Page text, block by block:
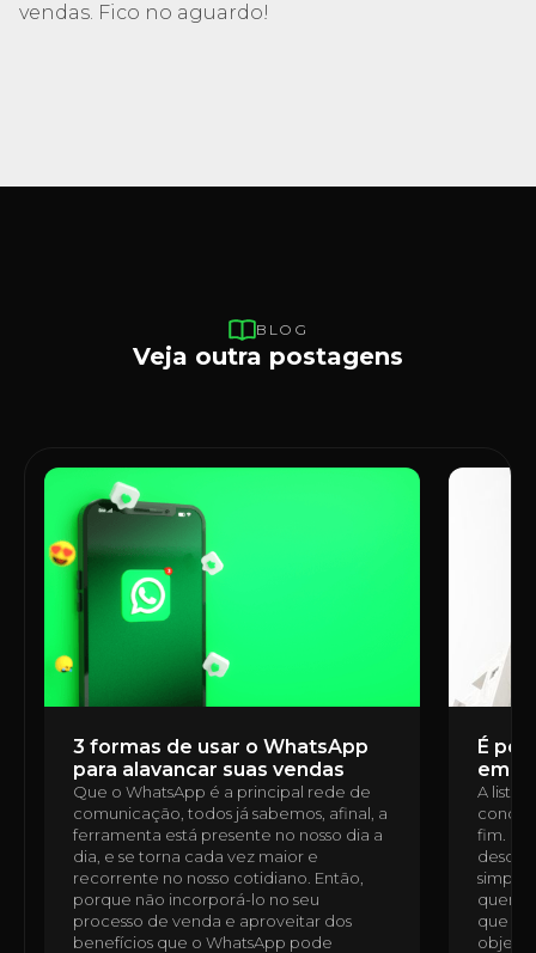
vendas. Fico no aguardo!
BLOG
Veja outra postagens
3 formas de usar o WhatsApp
para alavancar suas vendas
Que o WhatsApp é a principal rede de
comunicação, todos já sabemos, afinal, a
ferramenta está presente no nosso dia a
dia, e se torna cada vez maior e
recorrente no nosso cotidiano. Então,
porque não incorporá-lo no seu
processo de venda e aproveitar dos
benefícios que o WhatsApp pode
É
em
A lista
fim. É
desde
quem
que